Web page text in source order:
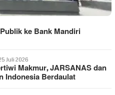
ke Bank Mandiri
Juli 2026
Makmur, JARSANAS dan
Indonesia Berdaulat